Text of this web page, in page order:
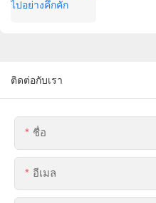
ติดต่อกับเรา
ชื่อ
อีเมล